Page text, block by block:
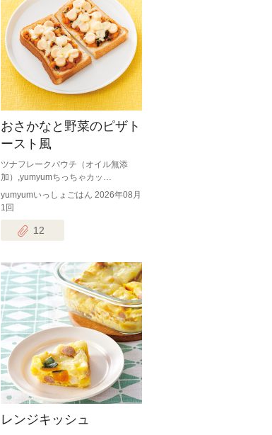
おさかなと野菜のピザト
ースト風
ツナフレークパウチ（オイル無添
加）,yumyumちっちゃカッ…
yumyumいっしょごはん 2026年08月
1回
12
レンジキッシュ